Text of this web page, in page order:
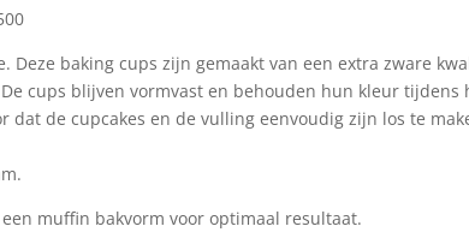
Deze baking cups zijn gemaakt van een extra zware
cups blijven vormvast en behouden hun kleur tijdens
dat de cupcakes en de vulling eenvoudig zijn los te
muffin bakvorm voor optimaal resultaat.